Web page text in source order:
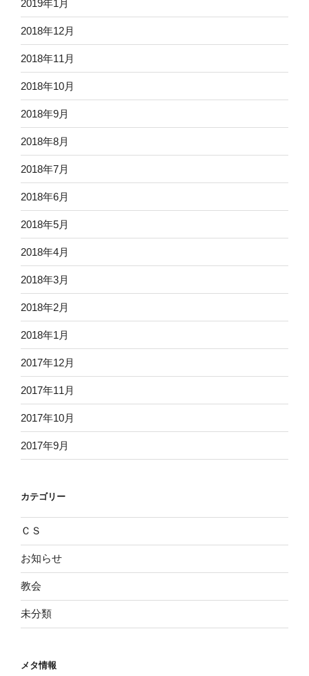
2019年1月
2018年12月
2018年11月
2018年10月
2018年9月
2018年8月
2018年7月
2018年6月
2018年5月
2018年4月
2018年3月
2018年2月
2018年1月
2017年12月
2017年11月
2017年10月
2017年9月
カテゴリー
ＣＳ
お知らせ
教会
未分類
メタ情報